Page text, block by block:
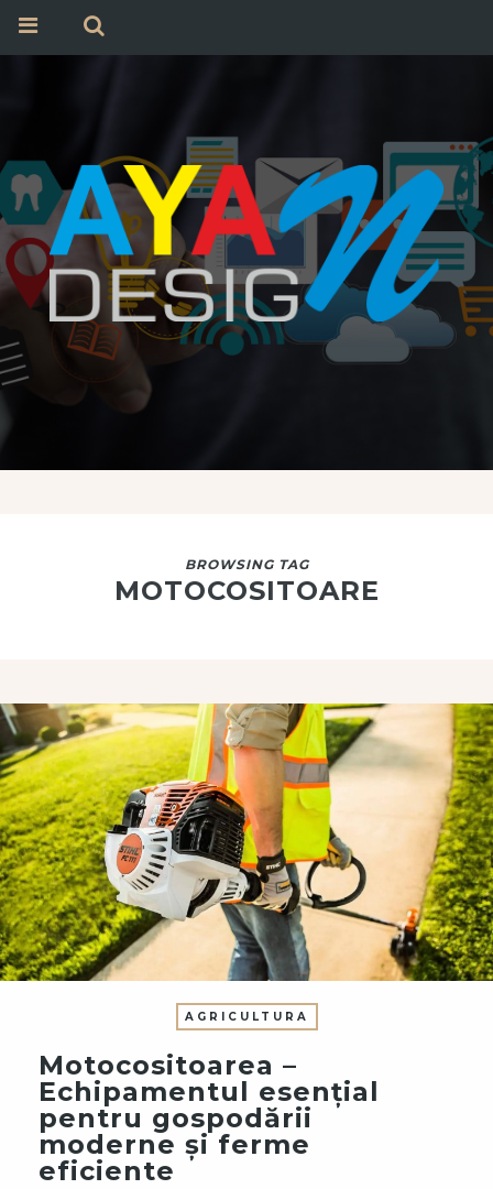
BROWSING TAG
MOTOCOSITOARE
AGRICULTURA
Motocositoarea –
Echipamentul esențial
pentru gospodării
moderne și ferme
eficiente